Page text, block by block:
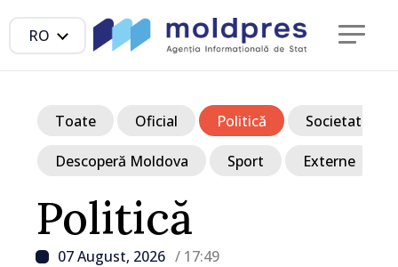
RO
Politică
07 August, 2026 / 17:49
Toate Oficial Politică Societate
Descoperă Moldova Sport Externe